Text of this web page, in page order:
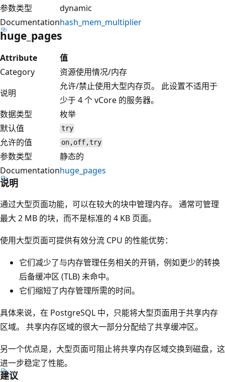
参数类型
dynamic
Documentationhash_mem_multiplier
huge_pages
Attribute
值
Category
资源使用情况/内存
说明
允许/禁止使用大型内存页。 此设置不适用于
少于 4 个 vCore 的服务器。
数据类型
枚举
默认值
try
允许的值 on,off,try
参数类型
静态的
Documentationhuge_pages
说明
通过大型页面功能，可以在较大的块中管理内存。 通常可管理
最大 2 MB 的块，而不是标准的 4 KB 页面。
使用大型页面可提供有效分流 CPU 的性能优势：
它们减少了与内存管理任务相关的开销，例如更少的转换
后备缓冲区 (TLB) 未命中。
它们缩短了内存管理所需的时间。
具体来说，在 PostgreSQL 中，只能将大型页面用于共享内存
区域。 共享内存区域的很大一部分分配给了共享缓冲区。
另一个优点是，大型页面可阻止将共享内存区域交换到磁盘，这
进一步稳定了性能。
建议